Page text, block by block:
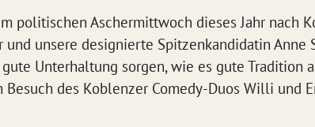
politischen Aschermittwoch dieses Jahr nach
und unsere designierte Spitzenkandidatin
Unterhaltung sorgen, wie es gute Tradition
des Koblenzer Comedy-Duos Willi und